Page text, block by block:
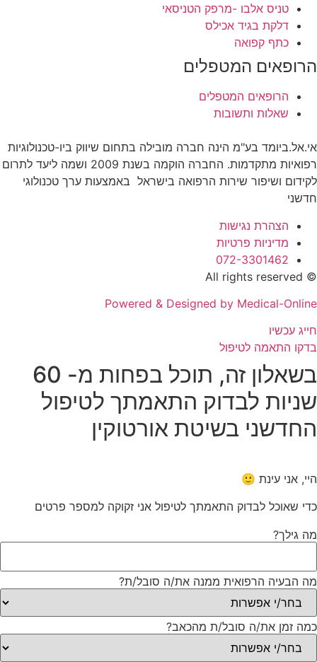
טניס אלבו -מרפק הטניסאי
דלקת בגיד אכילס
כתף קפואה
הרופאים המטפלים
הרופאים המטפלים
שאלות ותשובות
אי.אל.ביומד בע"מ הינה חברה מובילה בתחום שיווק ביו-טכנולוגיות
רפואיות מתקדמות. החברה הוקמה בשנת 2009 ושמה ליעד לתרום
לקידום ושיפור שירות הרפואה בישראל באמצעות ערך טכנולוגי
חדשני
הצהרת נגישות
מדיניות פרטיות
072-3301462
© All rights reserved
Powered & Designed by Medical-Online
חייג עכשיו
בדקו התאמה לטיפול
בשאלון זה, תוכל בפחות מ- 60
שניות לבדוק התאמתך לטיפול
החדשני בשיטת אורטוקין
היי, אני עינת 🙂
כדי שאוכל לבדוק התאמתך לטיפול אני זקוקה למספר פרטים
מה גילך?
מה הבעיה הרפואית ממנה את/ה סובל/ת?
כמה זמן את/ה סובל/ת מהכאב?